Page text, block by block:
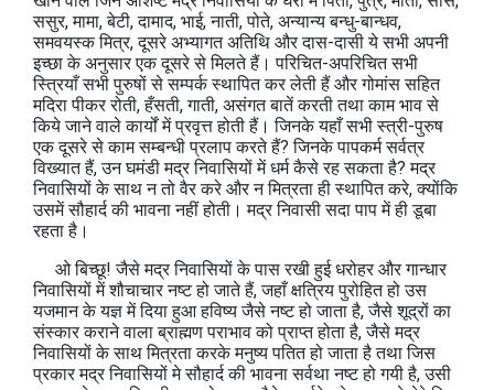
ससुर, मामा, बेटी, दामाद, भाई, नाती, पोते, अन्यान्य बन्धु-बान्धव,
समवयस्क मित्र, दूसरे अभ्यागत अतिथि और दास-दासी ये सभी अपनी
इच्छा के अनुसार एक दूसरे से मिलते हैं। परिचित-अपरिचित सभी
स्त्रियाँ सभी पुरुषों से सम्पर्क स्थापित कर लेती हैं और गोमांस सहित
मदिरा पीकर रोती, हँसती, गाती, असंगत बातें करती तथा काम भाव से
किये जाने वाले कार्यों में प्रवृत्त होती हैं। जिनके यहाँ सभी स्त्री-पुरुष
एक दूसरे से काम सम्बन्धी प्रलाप करते हैं? जिनके पापकर्म सर्वत्र
विख्यात हैं, उन घमंडी मद्र निवासियों में धर्म कैसे रह सकता है? मद्र
निवासियों के साथ न तो वैर करे और न मित्रता ही स्थापित करे, क्योंकि
उसमें सौहार्द की भावना नहीं होती। मद्र निवासी सदा पाप में ही डूबा
रहता है।
ओ बिच्छू! जैसे मद्र निवासियों के पास रखी हुई धरोहर और गान्धार
निवासियों में शौचाचार नष्ट हो जाते हैं, जहाँ क्षत्रिय पुरोहित हो उस
यजमान के यज्ञ में दिया हुआ हविष्य जैसे नष्ट हो जाता है, जैसे शूद्रों का
संस्कार कराने वाला ब्राह्मण पराभाव को प्राप्त होता है, जैसे मद्र
निवासियों के साथ मित्रता करके मनुष्य पतित हो जाता है तथा जिस
प्रकार मद्र निवासियों मे सौहार्द की भावना सर्वथा नष्ट हो गयी है, उसी